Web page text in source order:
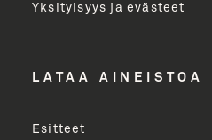
LÄHETÄ
Yksityisyys ja evästeet
LATAA AINEISTOA
Esitteet